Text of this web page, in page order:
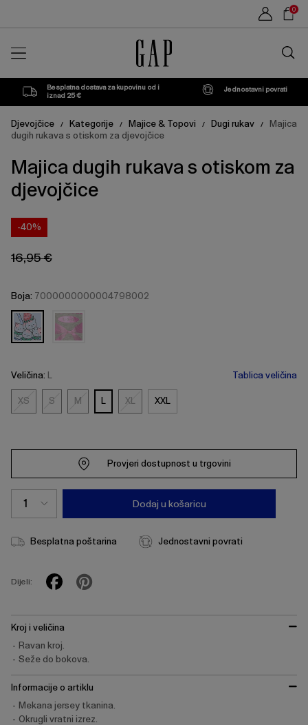
0
trgovini
Besplatna dostava za kupovinu od i
iznad 25 €
Jednostavni povrati
Djevojčice / Kategorije / Majice & Topovi / Dugi rukav /
Majica
dugih rukava s otiskom za djevojčice
Majica dugih rukava s otiskom za
djevojčice
-40%
16,95 €
Boja: 7000000000004798002
može
ažurirati
na
odabira
Veličina: L Tablica veličina
može
ažurirati
na
odabira
XS
XS SS MM L XL
XL XXL
Provjeri dostupnost u trgovini
Dodaj u košaricu
Besplatna poštarina Jednostavni povrati
Dijeli:
Kroj i veličina
Ravan kroj.
Seže do bokova.
Informacije o artiklu
Mekana jersey tkanina.
Okrugli vratni izrez.